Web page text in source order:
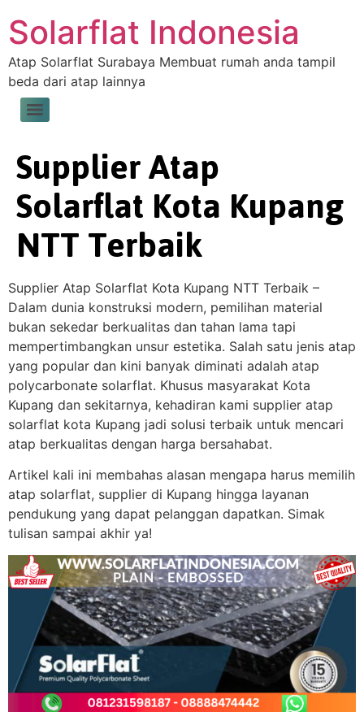
Solarflat Indonesia
Atap Solarflat Surabaya Membuat rumah anda tampil
beda dari atap lainnya
Supplier Atap
Solarflat Kota Kupang
NTT Terbaik
Supplier Atap Solarflat Kota Kupang NTT Terbaik –
Dalam dunia konstruksi modern, pemilihan material
bukan sekedar berkualitas dan tahan lama tapi
mempertimbangkan unsur estetika. Salah satu jenis atap
yang popular dan kini banyak diminati adalah atap
polycarbonate solarflat. Khusus masyarakat Kota
Kupang dan sekitarnya, kehadiran kami supplier atap
solarflat kota Kupang jadi solusi terbaik untuk mencari
atap berkualitas dengan harga bersahabat.
Artikel kali ini membahas alasan mengapa harus memilih
atap solarflat, supplier di Kupang hingga layanan
pendukung yang dapat pelanggan dapatkan. Simak
tulisan sampai akhir ya!